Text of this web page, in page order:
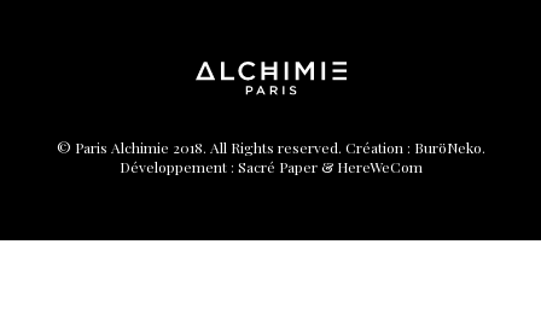
© Paris Alchimie 2018. All Rights reserved. Création : BuröNeko.
Développement : Sacré Paper& HereWeCom